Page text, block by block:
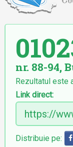
nr. 88-94,
Rezultatul este
Link direct:
Distribuie pe: